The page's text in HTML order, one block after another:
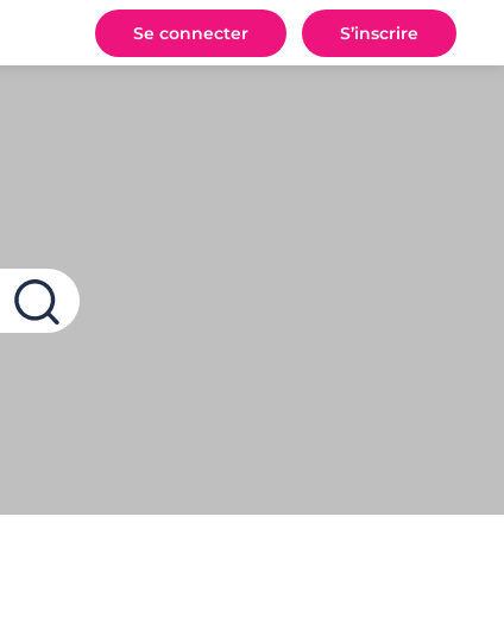
Se connecter S’inscrire